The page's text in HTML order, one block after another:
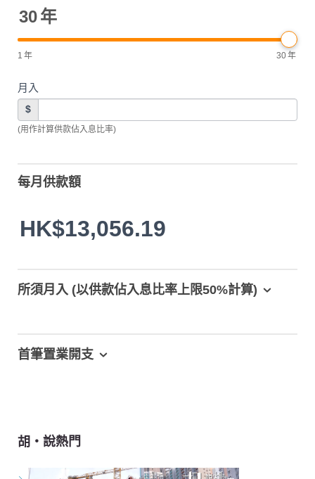
30年
1 年 30年
月入
$
(用作計算供款佔入息比率)
每月供款額
HK$13,056.19
所須月入 (以供款佔入息比率上限50%計算)
首筆置業開支
胡‧說熱門